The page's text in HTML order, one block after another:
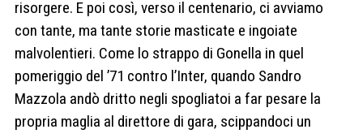
risorgere. E poi così, verso il centenario, ci avviamo
con tante, ma tante storie masticate e ingoiate
malvolentieri. Come lo strappo di Gonella in quel
pomeriggio del ’71 contro l’Inter, quando Sandro
Mazzola andò dritto negli spogliatoi a far pesare la
propria maglia al direttore di gara, scippandoci un